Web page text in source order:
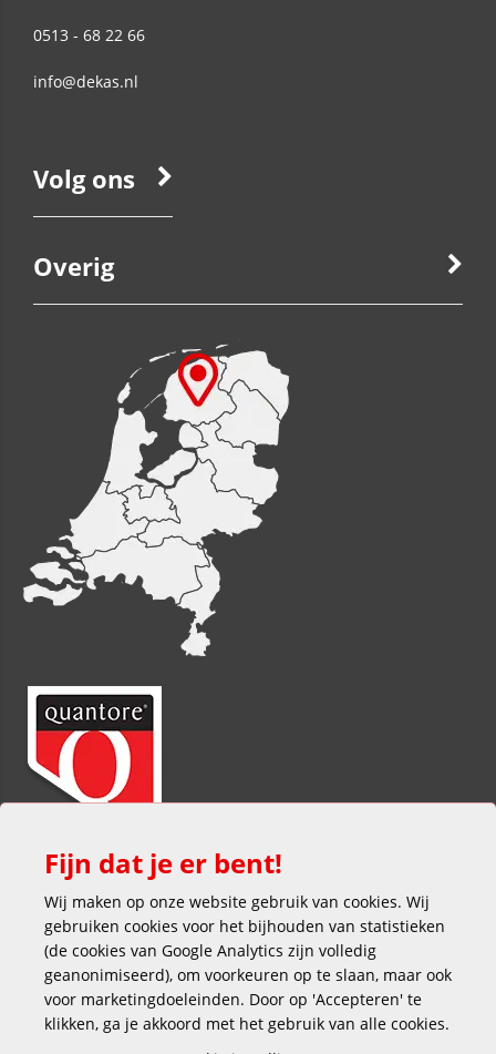
0513 - 68 22 66
info@dekas.nl
Volg ons
Overig
Veilig en gemakkelijk betalen
Fijn dat je er bent!
Wij maken op onze website gebruik van cookies. Wij
gebruiken cookies voor het bijhouden van statistieken
(de cookies van Google Analytics zijn volledig
geanonimiseerd), om voorkeuren op te slaan, maar ook
voor marketingdoeleinden. Door op 'Accepteren' te
klikken, ga je akkoord met het gebruik van alle cookies.